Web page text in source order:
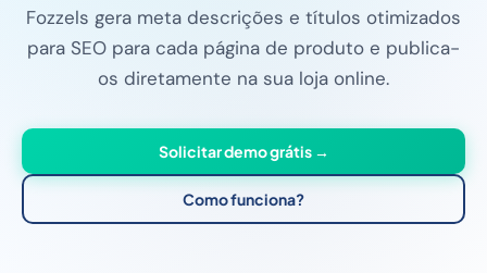
Fozzels gera meta descrições e títulos otimizados
para SEO para cada página de produto e publica-
os diretamente na sua loja online.
Solicitar demo grátis →
Como funciona?